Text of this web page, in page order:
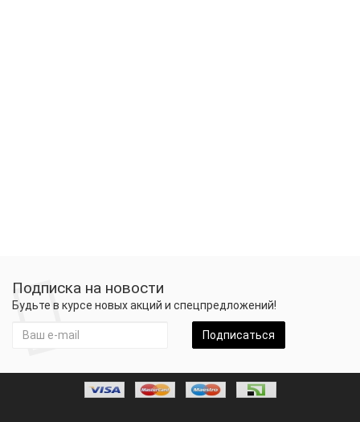
Подписка на новости
Будьте в курсе новых акций и спецпредложений!
Подписаться